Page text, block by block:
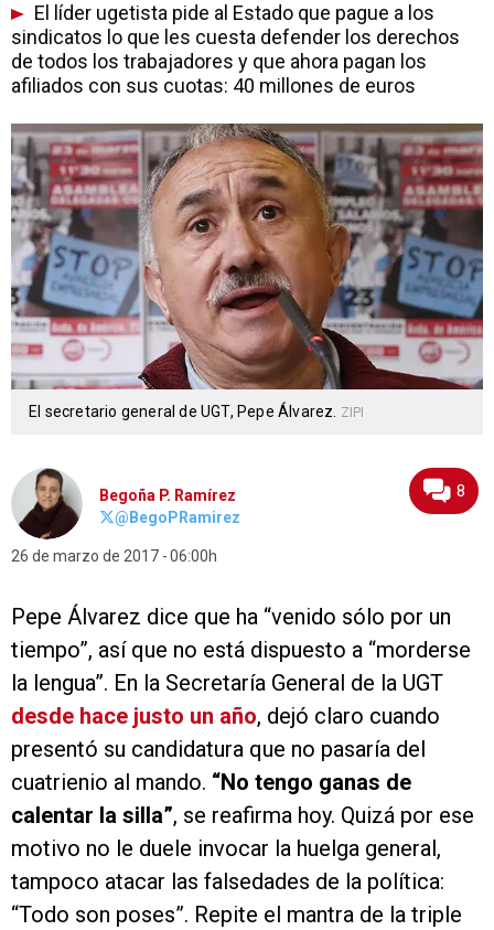
El líder ugetista pide al Estado que pague a los
sindicatos lo que les cuesta defender los derechos
de todos los trabajadores y que ahora pagan los
afiliados con sus cuotas: 40 millones de euros
El secretario general de UGT, Pepe Álvarez. ZIPI
Begoña P. Ramírez
@BegoPRamirez
26 de marzo de 2017 06:00h
8
Pepe Álvarez dice que ha “venido sólo por un
tiempo”, así que no está dispuesto a “morderse
la lengua”. En la Secretaría General de la UGT
desde hace justo un año, dejó claro cuando
presentó su candidatura que no pasaría del
cuatrienio al mando. “No tengo ganas de
calentar la silla”, se reafirma hoy. Quizá por ese
motivo no le duele invocar la huelga general,
tampoco atacar las falsedades de la política:
“Todo son poses”. Repite el mantra de la triple